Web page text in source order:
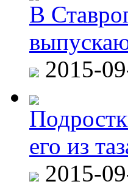
В
2015-
его из
2015-